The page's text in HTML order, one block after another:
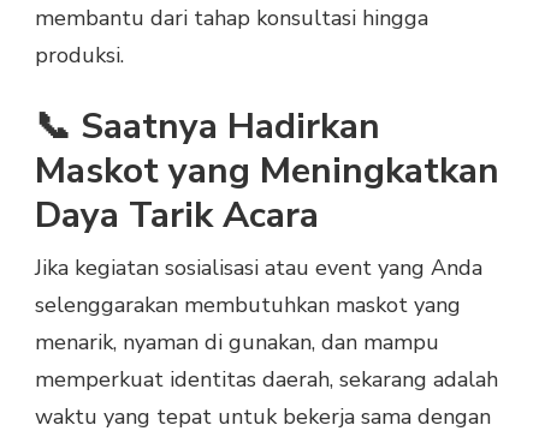
membantu dari tahap konsultasi hingga
produksi.
📞 Saatnya Hadirkan
Maskot yang Meningkatkan
Daya Tarik Acara
Jika kegiatan sosialisasi atau event yang Anda
selenggarakan membutuhkan maskot yang
menarik, nyaman di gunakan, dan mampu
memperkuat identitas daerah, sekarang adalah
waktu yang tepat untuk bekerja sama dengan